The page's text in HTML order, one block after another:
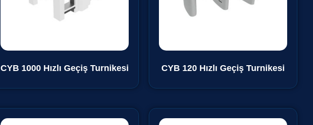
CYB 1000 Hızlı Geçiş Turnikesi CYB 120 Hızlı Geçiş Turnikesi